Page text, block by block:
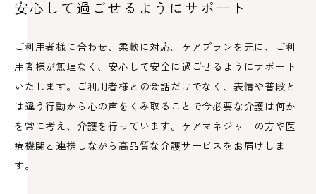
安心して過ごせるようにサポート
ご利用者様に合わせ、柔軟に対応。ケアプランを元に、ご利
用者様が無理なく、安心して安全に過ごせるようにサポート
いたします。ご利用者様との会話だけでなく、表情や普段と
は違う行動から心の声をくみ取ることで今必要な介護は何か
を常に考え、介護を行っています。ケアマネジャーの方や医
療機関と連携しながら高品質な介護サービスをお届けしま
す。